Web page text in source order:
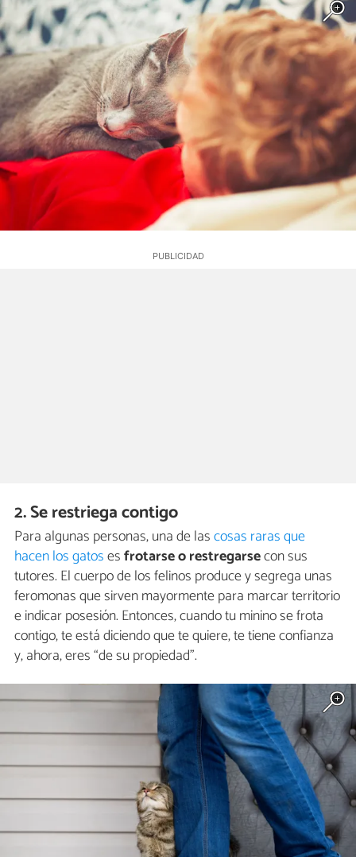
2. Se restriega contigo
Para algunas personas, una de lascosas raras que
hacen los gatosesfrotarse o restregarsecon sus
tutores. El cuerpo de los felinos produce y segrega unas
feromonas que sirven mayormente para marcar territorio
e indicar posesión. Entonces, cuando tu minino se frota
contigo, te está diciendo que te quiere, te tiene confianza
y, ahora, eres “de su propiedad”.